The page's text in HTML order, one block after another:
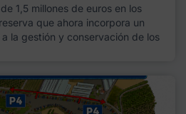
1,5 millones de euros en los
que ahora incorpora un
la gestión y conservación de los